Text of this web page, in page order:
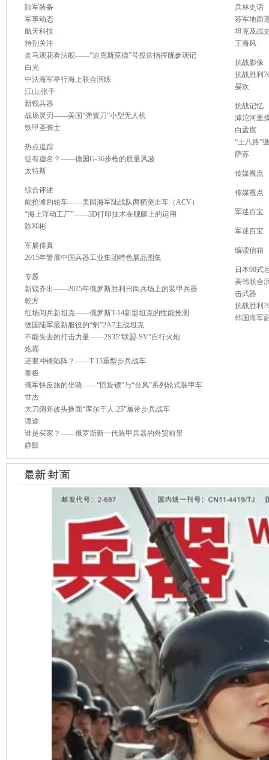
陆军装备
军事动态
航天科技
特别关注
走马观花看法舰——“迪克斯莫德”号投送指挥舰参观记
白光
中法海军举行海上联合演练
江山;张千
新锐兵器
战场灵刃——美国“弹簧刀”小型无人机
铁甲圣骑士
热点追踪
徒有虚名？——德国G-36步枪的质量风波
太特斯
综合评述
能抢滩的轮车——美国海军陆战队两栖突击车（ACV）
“海上浮动工厂”——3D打印技术在舰艇上的运用
陈和彬
军展传真
2015年警展中国兵器工业集团特色展品图集
专题
新锐齐出——2015年俄罗斯胜利日阅兵场上的装甲兵器
乾方
红场阅兵新坦克——俄罗斯T-14新型坦克的性能推测
德国陆军最新服役的“豹”2A7主战坦克
不能失去的打击力量——2S35“联盟-SV”自行火炮
炮霸
还要冲锋陷阵？——T-15重型步兵战车
泰极
俄军快反旅的坐骑——“回旋镖”与“台风”系列轮式装甲车
世杰
大刀阔斧改头换面“库尔干人-25”履带步兵战车
谭途
谁是买家？——俄罗斯新一代装甲兵器的外贸前景
静默
兵林史话
苏军地面
坦克及战
王海风
抗战影像
抗战胜利
晏欢
抗战记忆
滹沱河里
白孟宸
“土八路”
萨苏
传媒视点
传媒视点
军迷百宝
军迷百宝
编读信箱
日本90式
美韩联合
击武器
抗战胜利
韩国海军